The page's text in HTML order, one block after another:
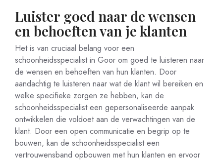
Luister goed naar de wensen
en behoeften van je klanten
Het is van cruciaal belang voor een
schoonheidsspecialist in Goor om goed te luisteren naar
de wensen en behoeften van hun klanten. Door
aandachtig te luisteren naar wat de klant wil bereiken en
welke specifieke zorgen ze hebben, kan de
schoonheidsspecialist een gepersonaliseerde aanpak
ontwikkelen die voldoet aan de verwachtingen van de
klant. Door een open communicatie en begrip op te
bouwen, kan de schoonheidsspecialist een
vertrouwensband opbouwen met hun klanten en ervoor